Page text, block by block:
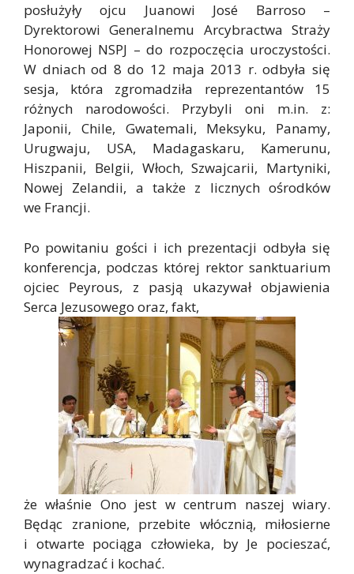
posłużyły ojcu Juanowi José Barroso –
Dyrektorowi Generalnemu Arcybractwa Straży
Honorowej NSPJ – do rozpoczęcia uroczystości.
W dniach od 8 do 12 maja 2013 r. odbyła się
sesja, która zgromadziła reprezentantów 15
różnych narodowości. Przybyli oni m.in. z:
Japonii, Chile, Gwatemali, Meksyku, Panamy,
Urugwaju, USA, Madagaskaru, Kamerunu,
Hiszpanii, Belgii, Włoch, Szwajcarii, Martyniki,
Nowej Zelandii, a także z licznych ośrodków
we Francji.
Po powitaniu gości i ich prezentacji odbyła się
konferencja, podczas której rektor sanktuarium
ojciec Peyrous, z pasją ukazywał objawienia
Serca Jezusowego oraz, fakt,
że właśnie Ono jest w centrum naszej wiary.
Będąc zranione, przebite włócznią, miłosierne
i otwarte pociąga człowieka, by Je pocieszać,
wynagradzać i kochać.